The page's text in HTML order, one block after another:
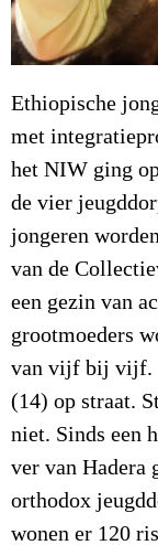
Ethiopische
met
het NIW ging
de vier
jongeren
van de
een gezin van
grootmoeders
van vijf bij vijf.
(14) op straat.
niet. Sinds een
ver van Hadera
orthodox
wonen er 120